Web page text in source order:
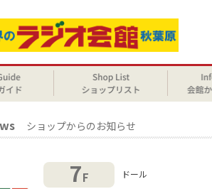
ショップからのお知らせ
7F ドール